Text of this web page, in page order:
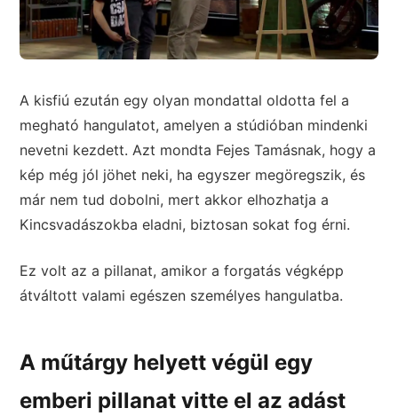
A kisfiú ezután egy olyan mondattal oldotta fel a
megható hangulatot, amelyen a stúdióban mindenki
nevetni kezdett. Azt mondta Fejes Tamásnak, hogy a
kép még jól jöhet neki, ha egyszer megöregszik, és
már nem tud dobolni, mert akkor elhozhatja a
Kincsvadászokba eladni, biztosan sokat fog érni.
Ez volt az a pillanat, amikor a forgatás végképp
átváltott valami egészen személyes hangulatba.
A műtárgy helyett végül egy
emberi pillanat vitte el az adást